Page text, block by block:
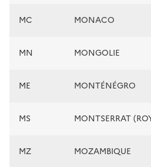
MC MONACO
MN MONGOLIE
ME MONTÉNÉGRO
MS MONTSERRAT
MZ MOZAMBIQUE